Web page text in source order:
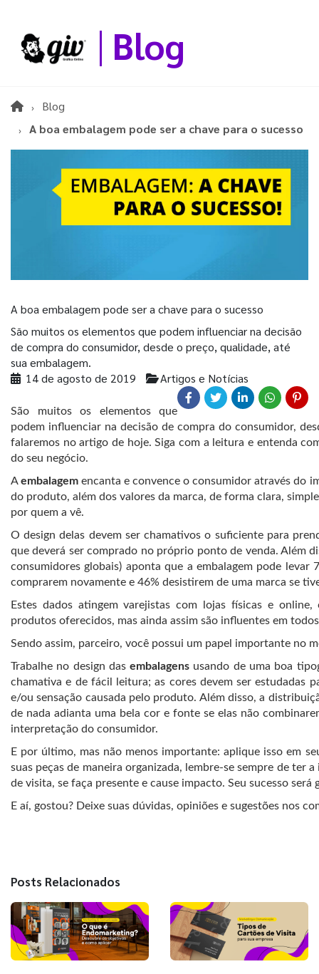
Blog
Blog
A boa embalagem pode ser a chave para o sucesso
A boa embalagem pode ser a chave para o sucesso
São muitos os elementos que podem influenciar na decisão
de compra do consumidor, desde o preço, qualidade, até
sua embalagem.
14 de agosto de 2019
Artigos e Notícias
São muitos os elementos que
podem influenciar na decisão de compra do consumidor,
falaremos no artigo de hoje. Siga com a leitura e entenda
do seu negócio.
Aembalagem encanta e convence o consumidor através do
do produto, além dos valores da marca, de forma clara,
por quem a vê.
O design delas devem ser chamativos o suficiente para
que deverá ser comprado no próprio ponto de venda. Além
consumidores globais) aponta que a embalagem pode
comprarem novamente e 46% desistirem de uma marca se
Estes dados atingem varejistas com lojas físicas e
produtos oferecidos, mas ainda assim são influentes em
Sendo assim, parceiro, você possui um papel importante no
Trabalhe no design dasembalagens usando de uma boa
chamativa e de fácil leitura; as cores devem ser estudadas
e/ou sensação causada pelo produto. Além disso, a
de nada adianta uma bela cor e fonte se elas não
interpretação do consumidor.
E por último, mas não menos importante: aplique isso em
suas peças de maneira organizada, lembre-se sempre de ter
de visita, se faça presente e cause impacto. Seu sucesso será
E aí, gostou? Deixe suas dúvidas, opiniões e sugestões nos
Posts Relacionados